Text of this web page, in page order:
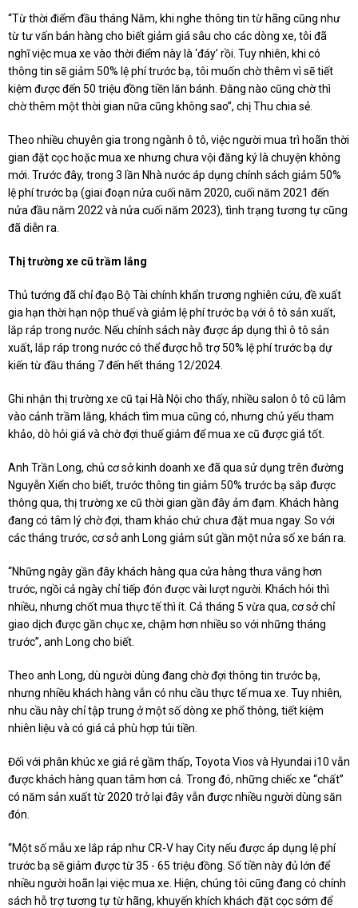
“Từ thời điểm đầu tháng Năm, khi nghe thông tin từ hãng cũng như
từ tư vấn bán hàng cho biết giảm giá sâu cho các dòng xe, tôi đã
nghĩ việc mua xe vào thời điểm này là ‘đáy’ rồi. Tuy nhiên, khi có
thông tin sẽ giảm 50% lệ phí trước bạ, tôi muốn chờ thêm vì sẽ tiết
kiệm được đến 50 triệu đồng tiền lăn bánh. Đằng nào cũng chờ thì
chờ thêm một thời gian nữa cũng không sao”, chị Thu chia sẻ.
Theo nhiều chuyên gia trong ngành ô tô, việc người mua trì hoãn thời
gian đặt cọc hoặc mua xe nhưng chưa vội đăng ký là chuyện không
mới. Trước đây, trong 3 lần Nhà nước áp dụng chính sách giảm 50%
lệ phí trước bạ (giai đoạn nửa cuối năm 2020, cuối năm 2021 đến
nửa đầu năm 2022 và nửa cuối năm 2023), tình trạng tương tự cũng
đã diễn ra.
Thị trường xe cũ trầm lắng
Thủ tướng đã chỉ đạo Bộ Tài chính khẩn trương nghiên cứu, đề xuất
gia hạn thời hạn nộp thuế và giảm lệ phí trước bạ với ô tô sản xuất,
lắp ráp trong nước. Nếu chính sách này được áp dụng thì ô tô sản
xuất, lắp ráp trong nước có thể được hỗ trợ 50% lệ phí trước bạ dự
kiến từ đầu tháng 7 đến hết tháng 12/2024.
Ghi nhận thị trường xe cũ tại Hà Nội cho thấy, nhiều salon ô tô cũ lâm
vào cảnh trầm lắng, khách tìm mua cũng có, nhưng chủ yếu tham
khảo, dò hỏi giá và chờ đợi thuế giảm để mua xe cũ được giá tốt.
Anh Trần Long, chủ cơ sở kinh doanh xe đã qua sử dụng trên đường
Nguyễn Xiển cho biết, trước thông tin giảm 50% trước bạ sắp được
thông qua, thị trường xe cũ thời gian gần đây ảm đạm. Khách hàng
đang có tâm lý chờ đợi, tham khảo chứ chưa đặt mua ngay. So với
các tháng trước, cơ sở anh Long giảm sút gần một nửa số xe bán ra.
“Những ngày gần đây khách hàng qua cửa hàng thưa vắng hơn
trước, ngồi cả ngày chỉ tiếp đón được vài lượt người. Khách hỏi thì
nhiều, nhưng chốt mua thực tế thì ít. Cả tháng 5 vừa qua, cơ sở chỉ
giao dịch được gần chục xe, chậm hơn nhiều so với những tháng
trước”, anh Long cho biết.
Theo anh Long, dù người dùng đang chờ đợi thông tin trước bạ,
nhưng nhiều khách hàng vẫn có nhu cầu thực tế mua xe. Tuy nhiên,
nhu cầu này chỉ tập trung ở một số dòng xe phổ thông, tiết kiệm
nhiên liệu và có giá cả phù hợp túi tiền.
Đối với phân khúc xe giá rẻ gầm thấp, Toyota Vios và Hyundai i10 vẫn
được khách hàng quan tâm hơn cả. Trong đó, những chiếc xe “chất”
có năm sản xuất từ 2020 trở lại đây vẫn được nhiều người dùng săn
đón.
“Một số mẫu xe lắp ráp như CR-V hay City nếu được áp dụng lệ phí
trước bạ sẽ giảm được từ 35 - 65 triệu đồng. Số tiền này đủ lớn để
nhiều người hoãn lại việc mua xe. Hiện, chúng tôi cũng đang có chính
sách hỗ trợ tương tự từ hãng, khuyến khích khách đặt cọc sớm để